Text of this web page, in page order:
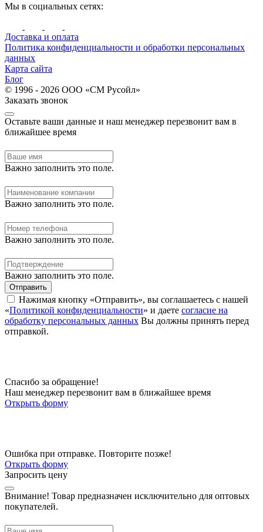
Мы в социальных сетях:
Доставка и оплата
Политика конфиденциальности и обработки персональных
данных
Карта сайта
Блог
© 1996 - 2026 ООО «СМ Русойл»
Заказать звонок
Оставьте ваши данные и наш менеджер перезвонит вам в
ближайшее время
Важно заполнить это поле.
Важно заполнить это поле.
Важно заполнить это поле.
Важно заполнить это поле.
Отправить
Нажимая кнопку «Отправить», вы соглашаетесь с нашей
«Политикой конфиденциальности» и даете согласие на
обработку персональных данных Вы должны принять перед
отправкой.
Спасибо за обращение!
Наш менеджер перезвонит вам в ближайшее время
Открыть форму
Ошибка при отправке. Повторите позже!
Открыть форму
Запросить цену
Внимание! Товар предназначен исключительно для оптовых
покупателей.